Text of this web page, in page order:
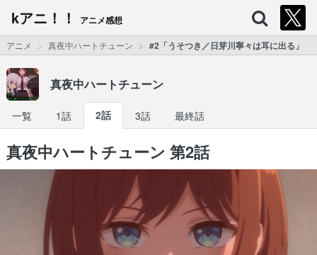
kアニ！！ アニメ感想
アニメ 真夜中ハートチューン #2「うそつき／日芽川寧々は耳に出る」
真夜中ハートチューン
一覧 1話 2話 3話 最終話
真夜中ハートチューン 第2話